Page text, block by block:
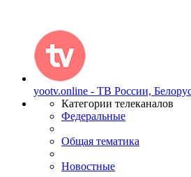
yootv.online - ТВ России,
Категории телеканалов
Федеральные
Общая тематика
Новостные